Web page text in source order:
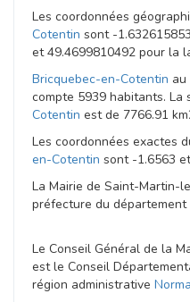
Les coordonnées
Cotentin sont -
et 49.4699810492 pour la
Bricquebec-en-Cotentin
compte 5939 habitants. La
Cotentin est de 7766.91
Les coordonnées exactes
en-Cotentin sont -1.6563
La Mairie de Saint-Martin-
préfecture du département
Le Conseil Général de la
est le Conseil
région administrative